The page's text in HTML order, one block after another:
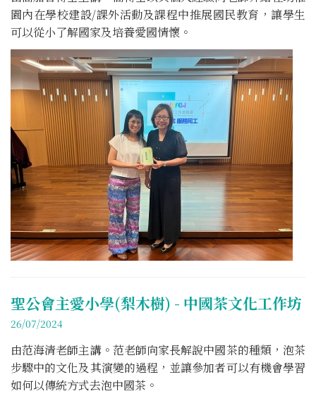
園內在學校建設/課外活動及課程中推展國民教育，讓學生
可以從小了解國家及培養愛國情懷。
聖公會主愛小學(梨木樹) - 中國茶文化工作坊
26/07/2024
由范海清老師主講。范老師向家長解說中國茶的種類，泡茶
步驟中的文化及其演變的過程，並讓參加者可以有機會學習
如何以傳統方式去泡中國茶。